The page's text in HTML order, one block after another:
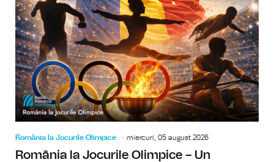
România la Jocurile Olimpice miercuri, 05 august 2026
România la Jocurile Olimpice – Un